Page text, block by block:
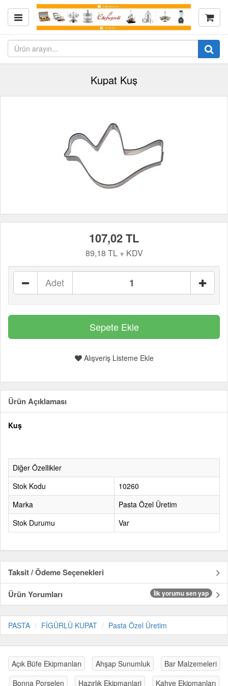
Kupat Kuş
107,02 TL
89,18 TL + KDV
Adet
Alışveriş Listeme Ekle
Ürün Açıklaması
Kuş
Diğer Özellikler
Stok Kodu
10260
Marka
Pasta Özel Üretim
Stok Durumu
Var
Taksit / Ödeme Seçenekleri
Ürün Yorumları
İlk yorumu sen yap
PASTA FİGÜRLÜ KUPAT Pasta Özel Üretim
Açık Büfe Ekipmanları Ahşap Sunumluk
Bar Malzemeleri
Bonna Porselen
Hazırlık Ekipmanlari Kahve Ekipmanları